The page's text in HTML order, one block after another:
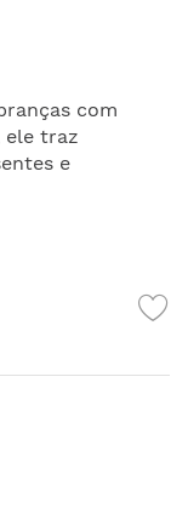
com
ele traz
e